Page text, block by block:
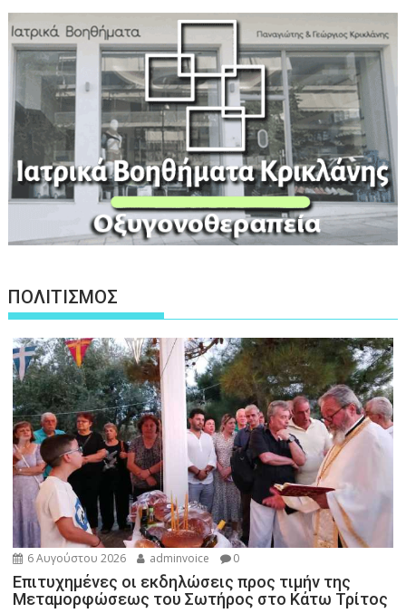
ΠΟΛΙΤΙΣΜΟΣ
6 Αυγούστου 2026 adminvoice 0
Επιτυχημένες οι εκδηλώσεις προς τιμήν της
Μεταμορφώσεως του Σωτήρος στο Κάτω Τρίτος